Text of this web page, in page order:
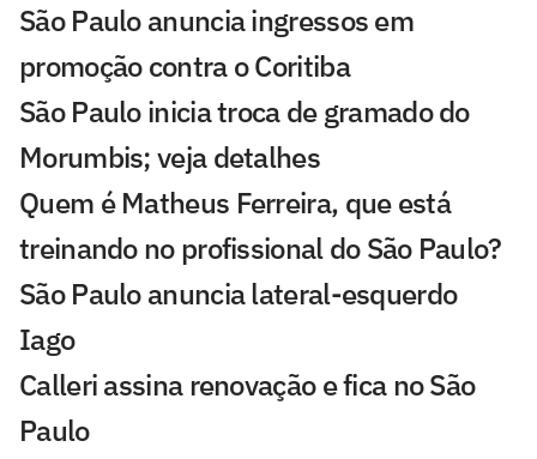
São Paulo anuncia ingressos em
promoção contra o Coritiba
São Paulo inicia troca de gramado do
Morumbis; veja detalhes
Quem é Matheus Ferreira, que está
treinando no profissional do São Paulo?
São Paulo anuncia lateral-esquerdo
Iago
Calleri assina renovação e fica no São
Paulo